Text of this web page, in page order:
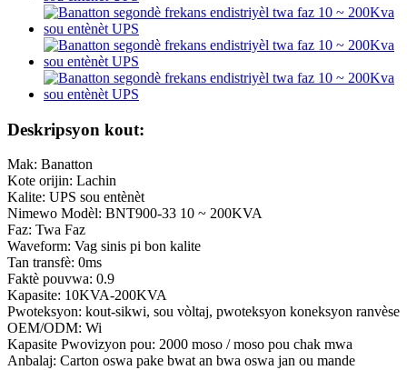
Deskripsyon kout:
Mak: Banatton
Kote orijin: Lachin
Kalite: UPS sou entènèt
Nimewo Modèl: BNT900-33 10 ~ 200KVA
Faz: Twa Faz
Waveform: Vag sinis pi bon kalite
Tan transfè: 0ms
Faktè pouvwa: 0.9
Kapasite: 10KVA-200KVA
Pwoteksyon: kout-sikwi, sou vòltaj, pwoteksyon koneksyon ranvèse
OEM/ODM: Wi
Kapasite Pwovizyon pou: 2000 moso / moso pou chak mwa
Anbalaj: Carton oswa pake bwat an bwa oswa jan ou mande